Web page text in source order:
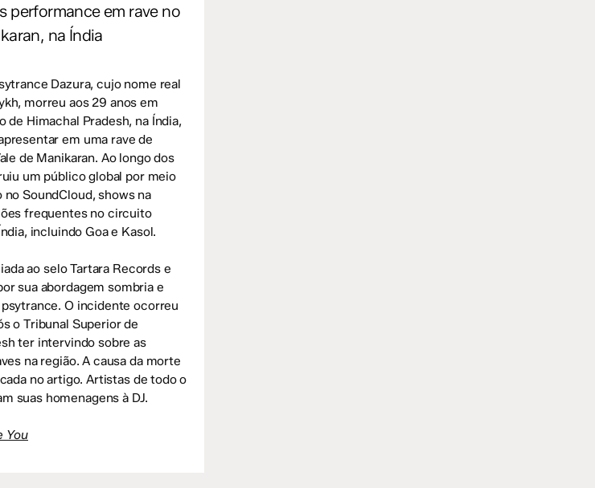
performance em rave no
na Índia
Dazura, cujo nome real
morreu aos 29 anos em
de Himachal Pradesh, na Índia,
em uma rave de
de Manikaran. Ao longo dos
um público global por meio
SoundCloud, shows na
frequentes no circuito
incluindo Goa e Kasol.
ao selo Tartara Records e
sua abordagem sombria e
O incidente ocorreu
o Tribunal Superior de
ter intervindo sobre as
na região. A causa da morte
no artigo. Artistas de todo o
suas homenagens à DJ.
You